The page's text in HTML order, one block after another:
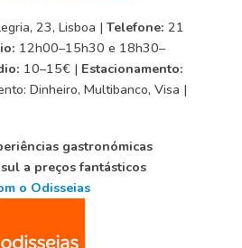
23, Lisboa | Telefone: 21
12h00–15h30 e 18h30–
10–15€ | Estacionamento:
Dinheiro, Multibanco, Visa |
gastronómicas
a preços fantásticos
o Odisseias